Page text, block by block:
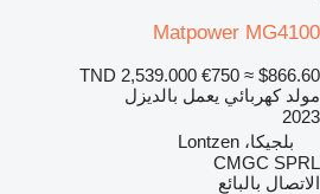
Matpower MG4100
TND 2,539.000 €750 ≈ $866.60
مولد كهربائي يعمل بالديزل
2023
بلجيكا، Lontzen
CMGC SPRL
الاتصال بالبائع